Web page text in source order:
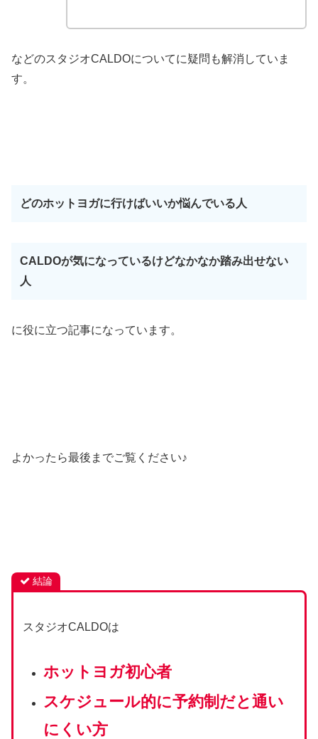
などのスタジオCALDOについてに疑問も解消していま
す。
どのホットヨガに行けばいいか悩んでいる人
CALDOが気になっているけどなかなか踏み出せない
人
に役に立つ記事になっています。
よかったら最後までご覧ください♪
結論
スタジオCALDOは
ホットヨガ初心者
スケジュール的に予約制だと通い
にくい方